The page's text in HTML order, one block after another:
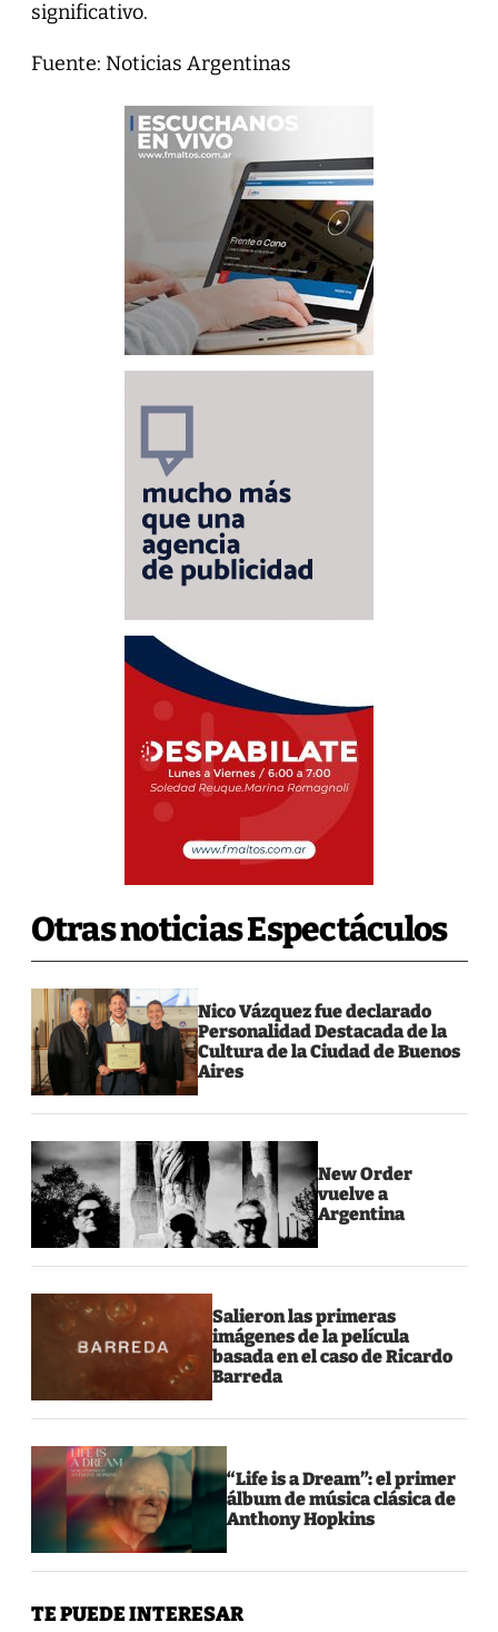
significativo.
Fuente: Noticias Argentinas
Otras noticias Espectáculos
Nico Vázquez fue declarado
Personalidad Destacada de la
Cultura de la Ciudad de Buenos
Aires
New Order
vuelve a
Argentina
Salieron las primeras
imágenes de la película
basada en el caso de Ricardo
Barreda
“Life is a Dream”: el primer
álbum de música clásica de
Anthony Hopkins
TE PUEDE INTERESAR